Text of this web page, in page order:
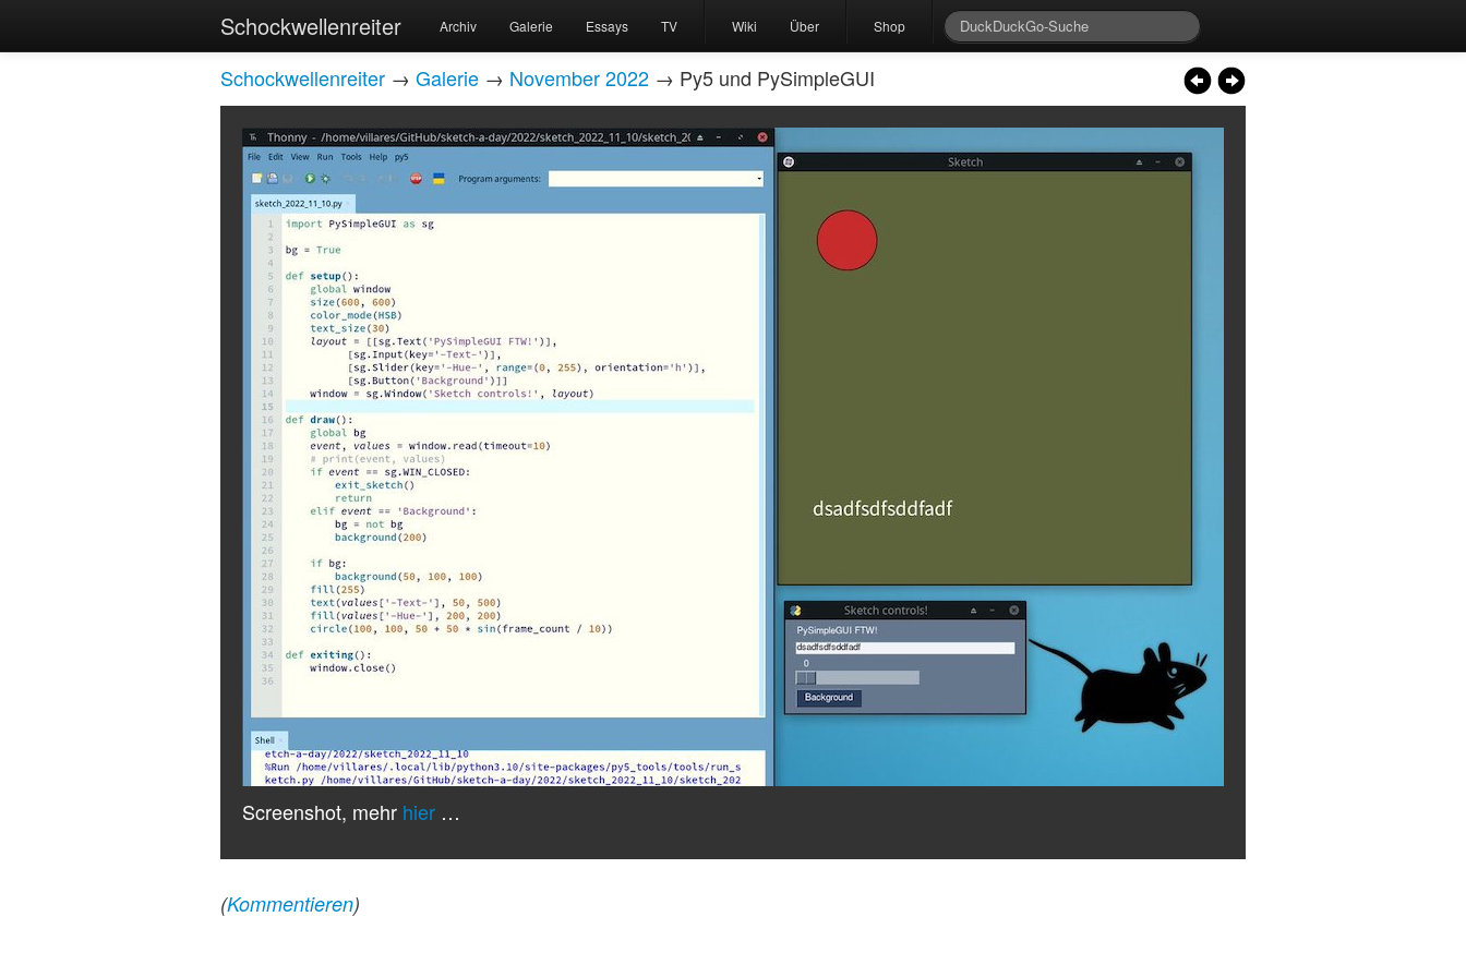
Schockwellenreiter Archiv Galerie Essays TV Wiki Über Shop
Schockwellenreiter → Galerie → November 2022 → Py5 und PySimpleGUI
Screenshot, mehr hier …
(Kommentieren)